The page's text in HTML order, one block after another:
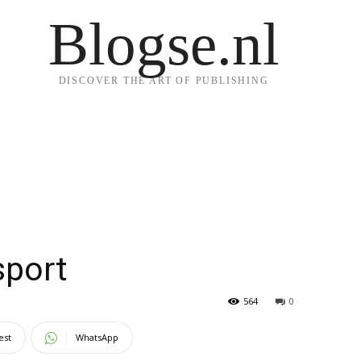
Blogse.nl
DISCOVER THE ART OF PUBLISHING
0
564
WhatsApp